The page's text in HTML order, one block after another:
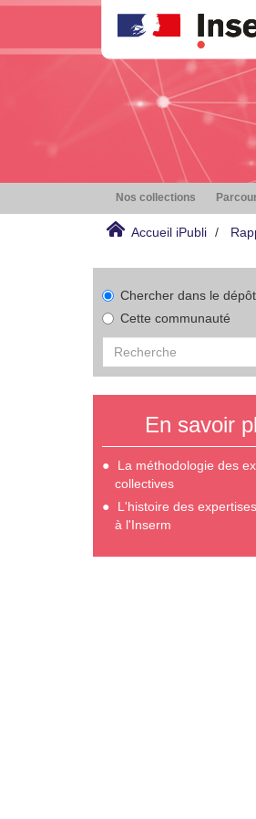
Nos collections
Accueil iPubli
Chercher dans le dépôt
Cette communauté
En savoir
La méthodologie des
collectives
L'histoire des
à l'Inserm